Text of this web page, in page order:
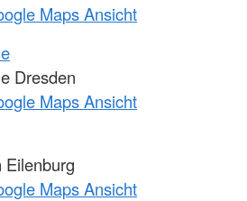
Maps Ansicht
Dresden
Maps Ansicht
Eilenburg
Maps Ansicht